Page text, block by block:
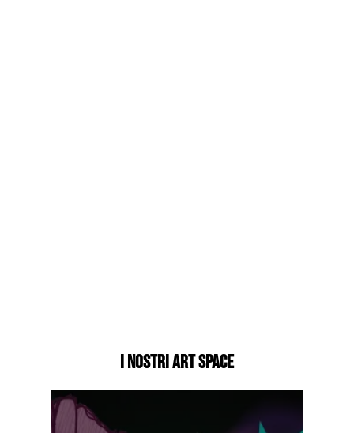
I nostri art space